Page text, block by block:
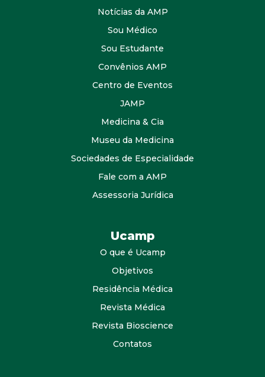
Notícias da AMP
Sou Médico
Sou Estudante
Convênios AMP
Centro de Eventos
JAMP
Medicina & Cia
Museu da Medicina
Sociedades de Especialidade
Fale com a AMP
Assessoria Jurídica
Ucamp
O que é Ucamp
Objetivos
Residência Médica
Revista Médica
Revista Bioscience
Contatos